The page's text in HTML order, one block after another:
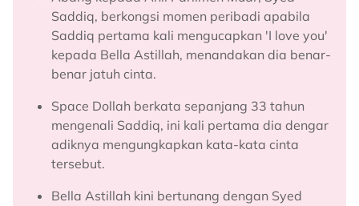
Saddiq, berkongsi momen peribadi apabila
Saddiq pertama kali mengucapkan 'I love you'
kepada Bella Astillah, menandakan dia benar-
benar jatuh cinta.
Space Dollah berkata sepanjang 33 tahun
mengenali Saddiq, ini kali pertama dia dengar
adiknya mengungkapkan kata-kata cinta
tersebut.
Bella Astillah kini bertunang dengan Syed